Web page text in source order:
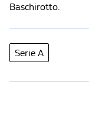
Baschirotto.
Serie A